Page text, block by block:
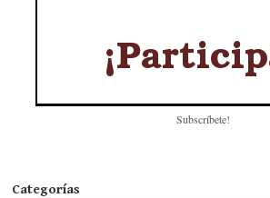
Subscríbete!
Categorías